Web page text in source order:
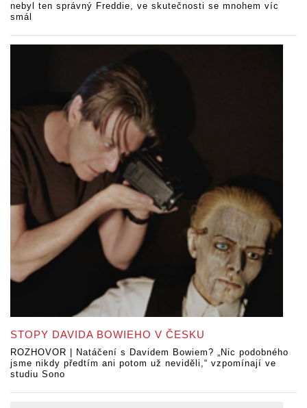
nebyl ten správný Freddie, ve skutečnosti se mnohem víc
smál
STOPY DAVIDA BOWIEHO V ČESKU
ROZHOVOR | Natáčení s Davidem Bowiem? „Nic podobného
jsme nikdy předtím ani potom už neviděli,“ vzpomínají ve
studiu Sono